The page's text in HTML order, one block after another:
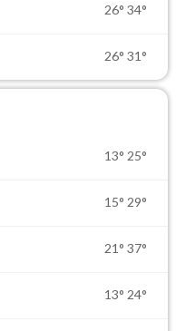
26° 34°
26° 31°
13° 25°
15° 29°
21° 37°
13° 24°